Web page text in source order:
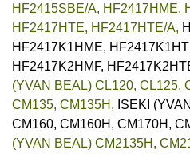
HF2415SBE/A, HF2417HME,
HF2417HTE, HF2417HTE/A,
HF2417K1HME,
HF2417K2HMF,
(YVAN BEAL) CL120, CL125,
CM135, CM135H , ISEKI
CM160, CM160H, CM170H,
(YVAN BEAL) CM2135H,